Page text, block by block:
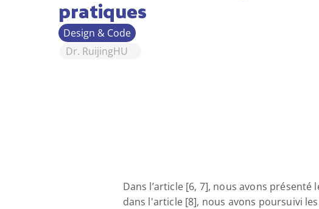
pratiques
Design & Code
Dr. RuijingHU
Dans l’article [6, 7], nous avons
dans l'article [8], nous avons poursuivi